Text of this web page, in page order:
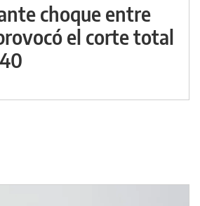
choque entre
el corte total